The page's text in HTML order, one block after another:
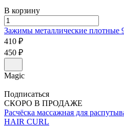
В корзину
Зажимы металлические плотные
410 ₽
450 ₽
Magic
Подписаться
СКОРО В ПРОДАЖЕ
Расчёска массажная для
HAIR CURL